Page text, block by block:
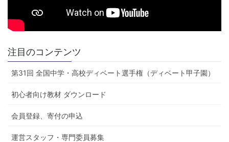
注目のコンテンツ
第31回 全国中学・高校ディベート選手権（ディベート甲子園）
初心者向け教材 ダウンロード
会員登録、寄付の申込
運営スタッフ・専門委員募集